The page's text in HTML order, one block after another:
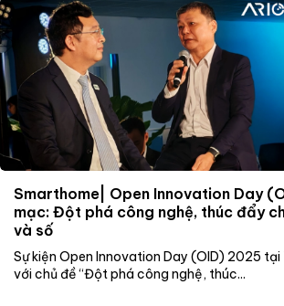
Smarthome| Open Innovation Day
mạc: Đột phá công nghệ, thúc đẩy
và số
Sự kiện Open Innovation Day (OID) 2025 tại
với chủ đề “Đột phá công nghệ, thúc...